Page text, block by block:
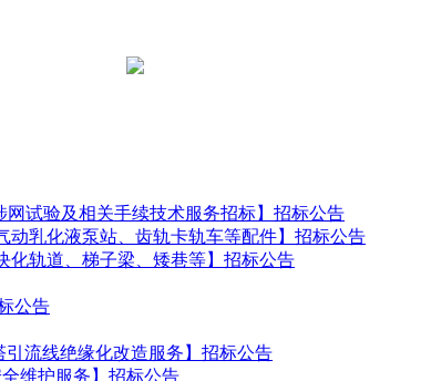
网试验及相关手续技术服务招标】招标公告
动乳化液泵站、齿轨卡轨车等配件】招标公告
化轨道、梯子梁、矮巷等】招标公告
公告
引流线绝缘化改造服务】招标公告
维护服务】招标公告